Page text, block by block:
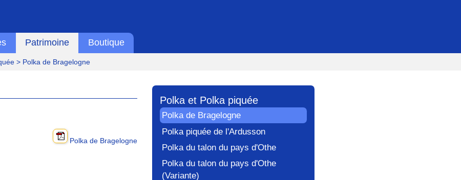
Patrimoine Boutique
> Polka de Bragelogne
Polka de Bragelogne
Polka et Polka piquée
Polka de Bragelogne
Polka piquée de l'Ardusson
Polka du talon du pays d'Othe
Polka du talon du pays d'Othe
(Variante)